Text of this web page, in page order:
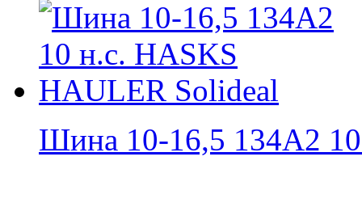
Шина 10-16,5 134A2